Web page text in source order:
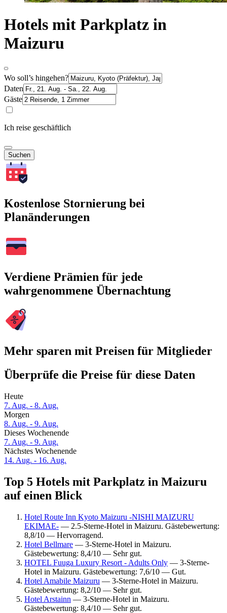
Hotels mit Parkplatz in
Maizuru
Wo soll’s hingehen?
Daten
Gäste
Ich reise geschäftlich
Suchen
Kostenlose Stornierung bei
Planänderungen
Verdiene Prämien für jede
wahrgenommene Übernachtung
Mehr sparen mit Preisen für Mitglieder
Überprüfe die Preise für diese Daten
Heute
7. Aug. - 8. Aug.
Morgen
8. Aug. - 9. Aug.
Dieses Wochenende
7. Aug. - 9. Aug.
Nächstes Wochenende
14. Aug. - 16. Aug.
Top 5 Hotels mit Parkplatz in Maizuru
auf einen Blick
Hotel Route Inn Kyoto Maizuru -NISHI MAIZURU
EKIMAE- — 2.5-Sterne-Hotel in Maizuru. Gästebewertung:
8,8/10 — Hervorragend.
Hotel Bellmare — 3-Sterne-Hotel in Maizuru.
Gästebewertung: 8,4/10 — Sehr gut.
HOTEL Fuuga Luxury Resort - Adults Only — 3-Sterne-
Hotel in Maizuru. Gästebewertung: 7,6/10 — Gut.
Hotel Amabile Maizuru — 3-Sterne-Hotel in Maizuru.
Gästebewertung: 8,2/10 — Sehr gut.
Hotel Arstainn — 3-Sterne-Hotel in Maizuru.
Gästebewertung: 8,4/10 — Sehr gut.